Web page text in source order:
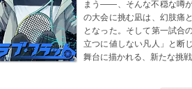
まう――、そんな不穏な噂
の大会に挑む凪は、幻肢痛
となった。そして第一試合
立つに値しない凡人」と断
舞台に描かれる、新たな挑